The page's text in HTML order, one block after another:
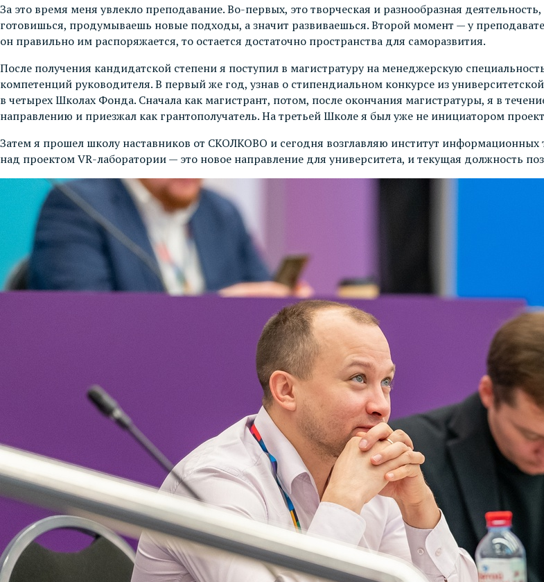
За это время меня увлекло преподавание. Во-первых, это творческая и разнообразная
готовишься, продумываешь новые подходы, а значит развиваешься. Второй момент — у
он правильно им распоряжается, то остается достаточно пространства для саморазвития.
После получения кандидатской степени я поступил в магистратуру на менеджерскую
компетенций руководителя. В первый же год, узнав о стипендиальном конкурсе из
в четырех Школах Фонда. Сначала как магистрант, потом, после окончания магистратуры, я в
направлению и приезжал как грантополучатель. На третьей Школе я был уже не инициатором
Затем я прошел школу наставников от СКОЛКОВО и сегодня возглавляю институт информационных
над проектом VR-лаборатории — это новое направление для университета, и текущая должность